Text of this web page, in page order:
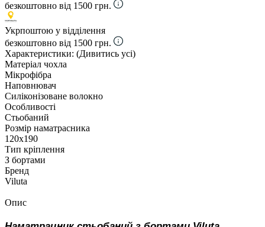
безкоштовно від 1500 грн.
Укрпоштою у відділення
безкоштовно від 1500 грн.
Характеристики: (Дивитись усі)
Матеріал чохла
Мікрофібра
Наповнювач
Силіконізоване волокно
Особливості
Стьобаний
Розмір наматрасника
120х190
Тип кріплення
З бортами
Бренд
Viluta
Опис